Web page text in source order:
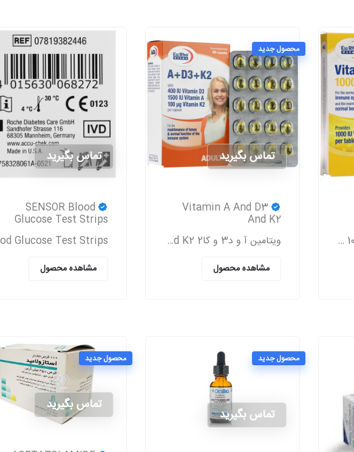
ویتامین د3 یوروویتال 1000 واحدی
محصول جدید
تماس بگیرید
Vitamin A And D3
And K2
ویتامین آ و د3 و کا2 Vitamin A And D3 And K2
مشاهده محصول
تماس بگیرید
SENSOR Blood
Glucose Test Strips
مشاهده محصول
محصول جدید
تماس بگیرید
محصول جدید
تماس بگیرید